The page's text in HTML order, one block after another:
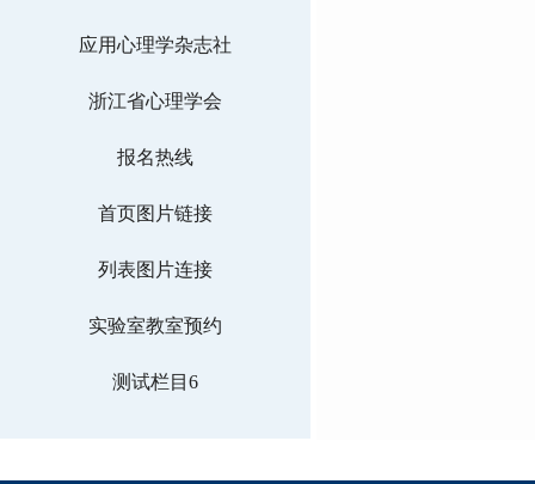
应用心理学杂志社
浙江省心理学会
报名热线
首页图片链接
列表图片连接
实验室教室预约
测试栏目6